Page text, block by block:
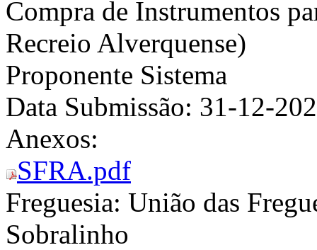
Compra de Instrumentos
Recreio Alverquense)
Proponente Sistema
Data Submissão: 31-12-
Anexos:
SFRA.pdf
Freguesia: União das
Sobralinho